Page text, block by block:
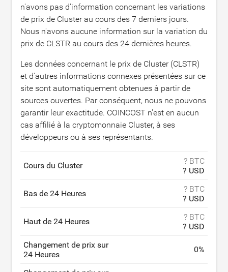
n'avons pas d'information concernant les variations
de prix de Cluster au cours des 7 derniers jours.
Nous n'avons aucune information sur la variation du
prix de CLSTR au cours des 24 dernières heures.
Les données concernant le prix de Cluster (CLSTR)
et d'autres informations connexes présentées sur ce
site sont automatiquement obtenues à partir de
sources ouvertes. Par conséquent, nous ne pouvons
garantir leur exactitude. COINCOST n'est en aucun
cas affilié à la cryptomonnaie Cluster, à ses
développeurs ou à ses représentants.
Cours du Cluster
? BTC
? USD
Bas de 24 Heures
? BTC
? USD
Haut de 24 Heures
? BTC
? USD
Changement de prix sur
24 Heures
0%